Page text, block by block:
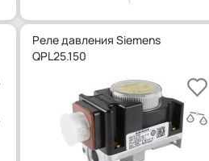
Реле давления Siemens
QPL25.150